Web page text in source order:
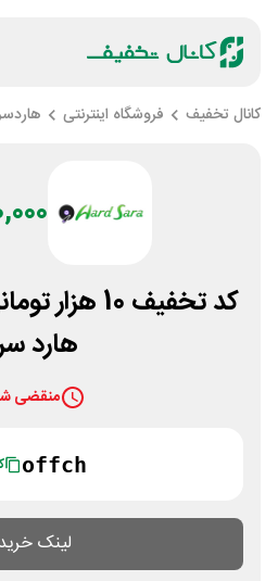
کانال تخفیف فروشگاه اینترنتی
10,000
کد تخفیف 10
هارد
منقضی
offch
لینک خرید